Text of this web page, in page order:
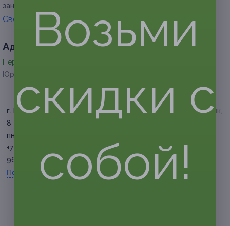
занятие можно заменить занятием другого вида.
Свернуть
Адресa
Перейти на сайт партнера
Юридическая информация о партнёре
г. Брянск, ул. Евдокимова, д.
8
пн. — сб. 10:00 — 20:00
+7 (4832) 42-45-00, +7 (952)
967-00-11
Показать номер телефона
г. Брянск, ул. Красный Маяк,
+7 (4832) 42-45-00, +7 (952)
967-00-11
Показать номер телефона
Возьми
скидки с
собой!